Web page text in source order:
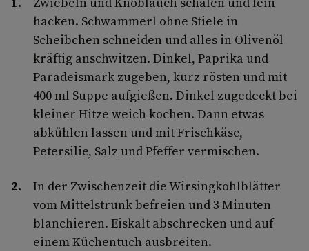
hacken. Schwammerl ohne Stiele in
Scheibchen schneiden und alles in Olivenöl
kräftig anschwitzen. Dinkel, Paprika und
Paradeismark zugeben, kurz rösten und mit
400 ml Suppe aufgießen. Dinkel zugedeckt bei
kleiner Hitze weich kochen. Dann etwas
abkühlen lassen und mit Frischkäse,
Petersilie, Salz und Pfeffer vermischen.
In der Zwischenzeit die Wirsingkohlblätter
vom Mittelstrunk befreien und 3 Minuten
blanchieren. Eiskalt abschrecken und auf
einem Küchentuch ausbreiten.